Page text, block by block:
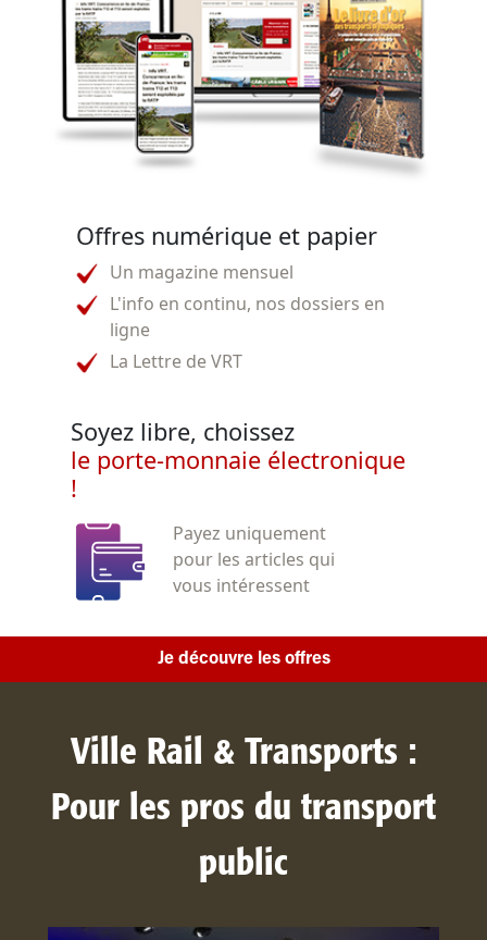
Offres numérique et papier
Un magazine mensuel
L'info en continu, nos dossiers en
ligne
La Lettre de VRT
Soyez libre, choissez
le porte-monnaie électronique
!
Payez uniquement
pour les articles qui
vous intéressent
Je découvre les offres
Ville Rail & Transports :
Pour les pros du transport
public